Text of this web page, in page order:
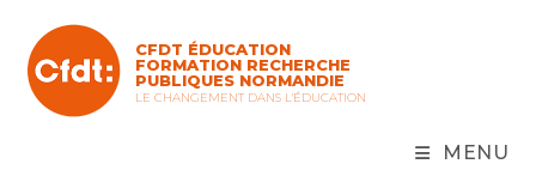
content
CFDT ÉDUCATION
FORMATION RECHERCHE
PUBLIQUES NORMANDIE
LE CHANGEMENT DANS L'ÉDUCATION
MENU